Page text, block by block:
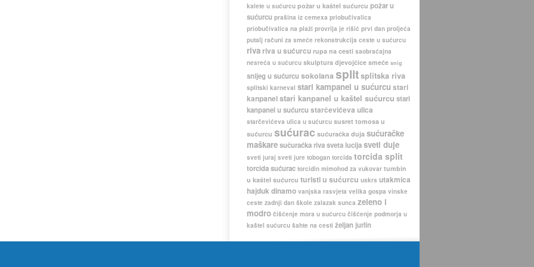
kalete u sućurcu požar u kaštel sućurcu požar u
sućurcu prašina iz cemexa priobučivalica
priobučivalica na plaži provrija je rišić prvi dan proljeća
putalj računi za smeće rekonstrukcija ceste u sućurcu
riva riva u sućurcu rupa na cesti saobraćajna
nesreća u sućurcu skulptura djevojčice smeće snig
snijeg u sućurcu sokolana splitsplitska riva
splitski karneval stari kampanel u sućurcu stari
kanpanelstari kanpanel u kaštel sućurcu stari
kanpanel u sućurcu starčevićeva ulica
starčevićeva ulica u sućurcu susret tomosa u
sućurcu sućurac sućuračka duja sućuračke
maškaresučuraćka rivasveta lucijasveti duje
sveti juraj sveti jure tobogan torcida torcida split
torcida sućurac torcidin mimohod za vukovar tumbin
u kaštel sućurcu turisti u sućurcu uskrs utakmica
hajduk dinamo vanjska rasvjeta velika gospa vinske
ceste zadnji dan škole zalazak sunca zeleno i
modro čišćenje mora u sućurcu čišćenje podmorja u
kaštel sućurcu šahte na cesti željan jurlin